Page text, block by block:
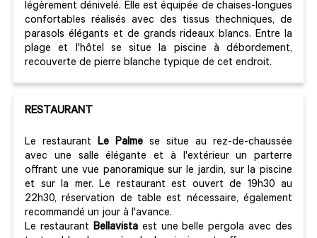
légèrement dénivelé. Elle est équipée de chaises-longues
confortables réalisés avec des tissus thechniques, de
parasols élégants et de grands rideaux blancs. Entre la
plage et l'hôtel se situe la piscine à débordement,
recouverte de pierre blanche typique de cet endroit.
RESTAURANT
Le restaurant Le Palme se situe au rez-de-chaussée
avec une salle élégante et à l'extérieur un parterre
offrant une vue panoramique sur le jardin, sur la piscine
et sur la mer. Le restaurant est ouvert de 19h30 au
22h30, réservation de table est nécessaire, également
recommandé un jour à l'avance.
Le restaurant Bellavistaest une belle pergola avec des